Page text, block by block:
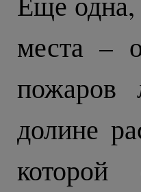
места –
пожаров
долине